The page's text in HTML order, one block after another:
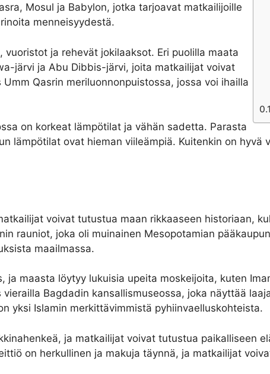
Mosul ja Babylon, jotka tarjoavat matkailijoille
menneisyydestä.
ja rehevät jokilaaksot. Eri puolilla maata
järvi ja Abu Dibbis-järvi, joita matkailijat voivat
Qasrin meriluonnonpuistossa, jossa voi ihailla
on korkeat lämpötilat ja vähän sadetta. Parasta
lämpötilat ovat hieman viileämpiä. Kuitenkin on hyvä
voivat tutustua maan rikkaaseen historiaan,
rauniot, joka oli muinainen Mesopotamian
maailmassa.
ja maasta löytyy lukuisia upeita moskeijoita, kuten
Bagdadin kansallismuseossa, joka näyttää
yksi Islamin merkittävimmistä pyhiinvaelluskohteista.
ja matkailijat voivat tutustua paikalliseen
on herkullinen ja makuja täynnä, ja matkailijat